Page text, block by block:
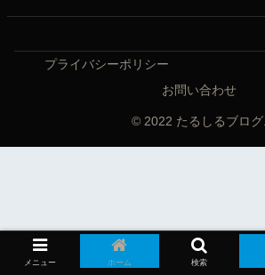
プライバシーポリシー
お問い合わせ
© 2022 たるしるブログ.
メニュー ホーム 検索